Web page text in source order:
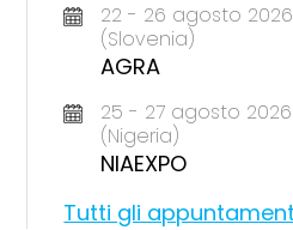
22 - 26 agosto
(Slovenia)
AGRA
25 - 27 agosto 2026
(Nigeria)
NIAEXPO
Tutti gli